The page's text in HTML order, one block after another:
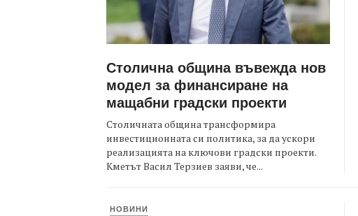
Столична община въвежда нов
модел за финансиране на
мащабни градски проекти
Столичната община трансформира
инвестиционната си политика, за да ускори
реализацията на ключови градски проекти.
Кметът Васил Терзиев заяви, че...
НОВИНИ